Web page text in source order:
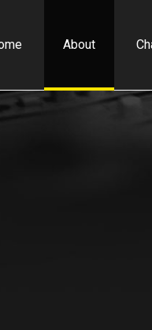
About